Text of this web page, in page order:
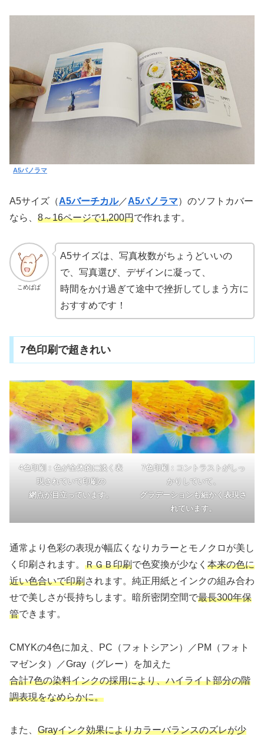
A5パノラマ
A5サイズ（A5バーチカル／A5パノラマ）のソフトカバー
なら、 8～16ページで1,200円で作れます。
こめぱぱ
A5サイズは、写真枚数がちょうどいいの
で、写真選び、デザインに凝って、
時間をかけ過ぎて途中で挫折してしまう方に
おすすめです！
7色印刷で超きれい
4色印刷：色が全体的に淡く表
現されていて印刷の
網点が目立っています。
7色印刷：コントラストがしっ
かりしていて、
グラデーションも細かく表現さ
れています。
通常より色彩の表現が幅広くなりカラーとモノクロが美し
く印刷されます。 ＲＧＢ印刷で色変換が少なく 本来の色に
近い色合いで印刷されます。純正用紙とインクの組み合わ
せで美しさが長持ちします。暗所密閉空間で最長300年保
管できます。
CMYKの4色に加え、PC（フォトシアン）／PM（フォト
マゼンタ）／Gray（グレー）を加えた
合計7色の染料インクの採用により、ハイライト部分の階
調表現をなめらかに。
また、 Grayインク効果によりカラーバランスのズレが少